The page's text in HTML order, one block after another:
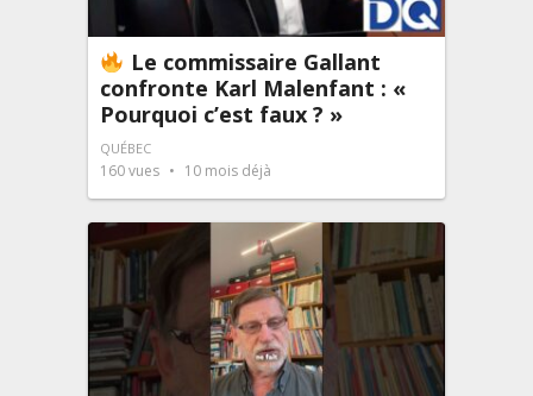
Le commissaire Gallant
confronte Karl Malenfant : «
Pourquoi c’est faux ? »
QUÉBEC
160vues 10 mois déjà